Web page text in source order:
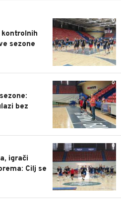
0
sezone
0
bez
0
igrači
Cilj se